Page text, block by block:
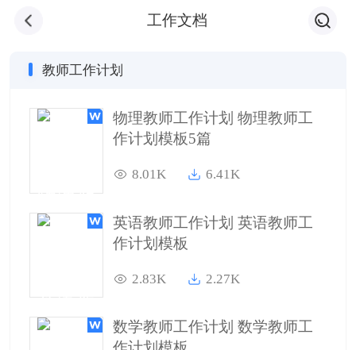
工作文档
教师工作计划
物理教师工作计划 物理教师工
作计划模板5篇
8.01K 6.41K
英语教师工作计划 英语教师工
作计划模板
2.83K 2.27K
数学教师工作计划 数学教师工